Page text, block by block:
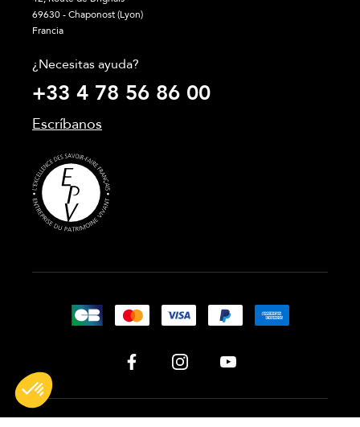
69630 - Chaponost (Lyon)
Francia
¿Necesitas ayuda?
+33 4 78 56 86 00
Escríbanos